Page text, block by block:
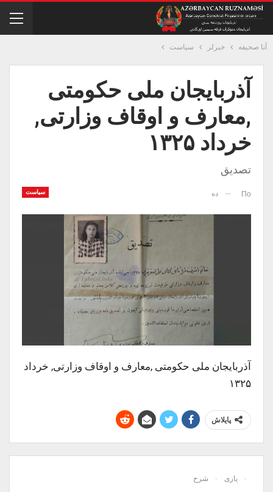
آنا صحیفه خبرلر سیاست
آذربایجان ملی حکومتی
,معارف و اوقاف وزارتی,
خرداد ۱۳۲۵
تصدیق
سیاست По ده
آذربایجان ملی حکومتی ,معارف و اوقاف وزارتی, خرداد
۱۳۲۵
پایلاش
یازی شرح